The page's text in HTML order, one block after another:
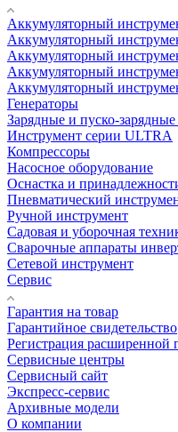
Аккумуляторный
Аккумуляторный
Аккумуляторный
Аккумуляторный
Аккумуляторный
Генераторы
Зарядные и пуско-зарядные
Инструмент серии ULTRA
Компрессоры
Насосное оборудование
Оснастка и
Пневматический
Ручной инструмент
Садовая и уборочная
Сварочные аппараты
Сетевой инструмент
Сервис
Гарантия на товар
Гарантийное свидетельство
Регистрация расширенной
Сервисные центры
Сервисный сайт
Экспресс-сервис
Архивные модели
О компании